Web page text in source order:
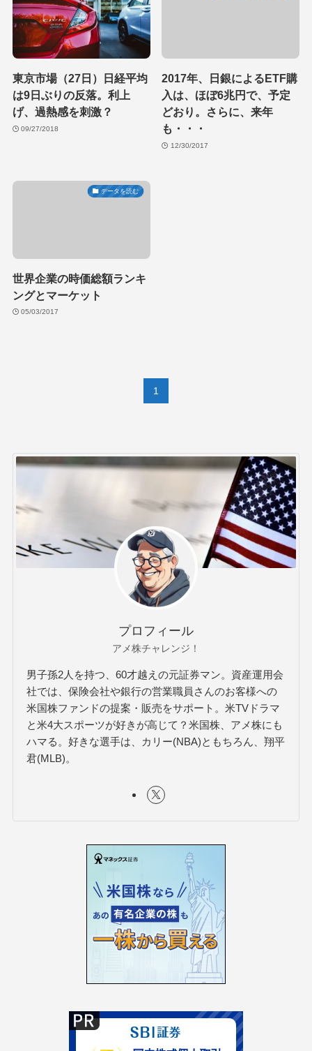
東京市場（27日）日経平均
は9日ぶりの反落。利上
げ、過熱感を刺激？
09/27/2018
2017年、日銀によるETF購
入は、ほぼ6兆円で、予定
どおり。さらに、来年
も・・・
12/30/2017
データを読む
世界企業の時価総額ランキ
ングとマーケット
05/03/2017
1
プロフィール
アメ株チャレンジ！
男子孫2人を持つ、60才越えの元証券マン。資産運用会
社では、保険会社や銀行の営業職員さんのお客様への
米国株ファンドの提案・販売をサポート。米TVドラマ
と米4大スポーツが好きが高じて？米国株、アメ株にも
ハマる。好きな選手は、カリー(NBA)ともちろん、翔平
君(MLB)。